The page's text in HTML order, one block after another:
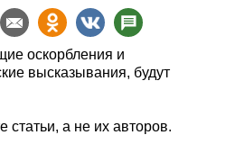
оскорбления и
высказывания, будут
статьи, а не их авторов.